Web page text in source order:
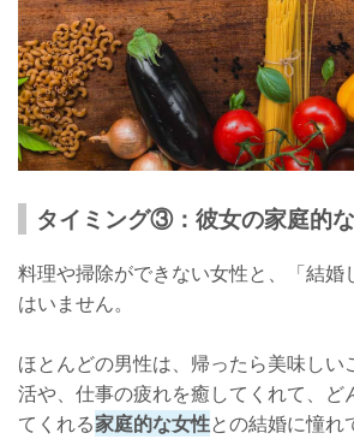
タイミング③：彼女の家庭的
料理や掃除ができない女性と、「結婚
はいません。
ほとんどの男性は、帰ったら美味しい
活や、仕事の疲れを癒してくれて、ど
てくれる家庭的な女性との結婚に憧れ